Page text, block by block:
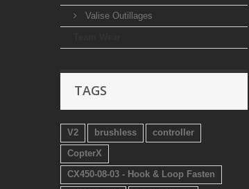
Valise Outillages
TAGS
V2 brushless
controller
CopterX
CX450-08-03 - Hook & Loop Fasten